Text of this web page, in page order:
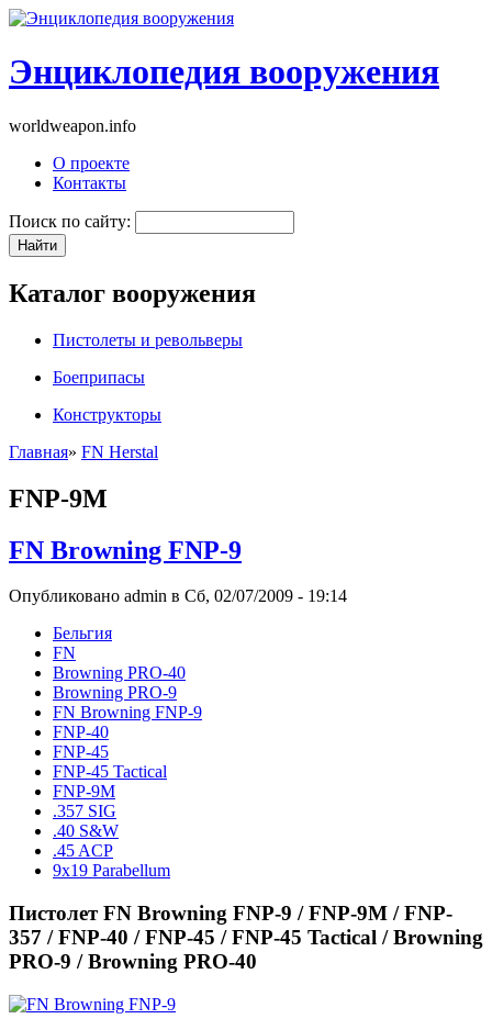
Энциклопедия вооружения
worldweapon.info
О проекте
Контакты
Поиск по сайту:
Каталог вооружения
Пистолеты и револьверы
Боеприпасы
Конструкторы
Главная» FN Herstal
FNP-9M
FN Browning FNP-9
Опубликовано admin в Сб, 02/07/2009 - 19:14
Бельгия
FN
Browning PRO-40
Browning PRO-9
FN Browning FNP-9
FNP-40
FNP-45
FNP-45 Tactical
FNP-9M
.357 SIG
.40 S&W
.45 ACP
9x19 Parabellum
Пистолет FN Browning FNP-9 / FNP-9M / FNP-
357 / FNP-40 / FNP-45 / FNP-45 Tactical / Browning
PRO-9 / Browning PRO-40